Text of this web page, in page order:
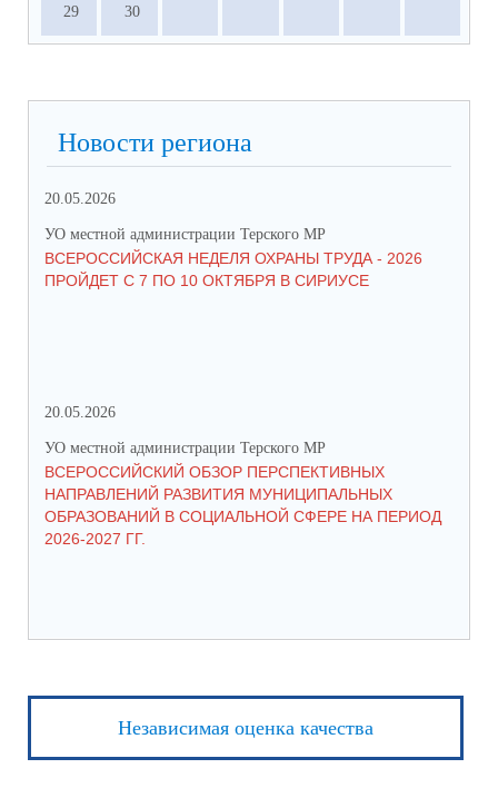
29 30
Новости региона
20.05.2026
УО местной администрации Терского МР
ВСЕРОССИЙСКАЯ НЕДЕЛЯ ОХРАНЫ ТРУДА - 2026
ПРОЙДЕТ С 7 ПО 10 ОКТЯБРЯ В СИРИУСЕ
20.05.2026
УО местной администрации Терского МР
ВСЕРОССИЙСКИЙ ОБЗОР ПЕРСПЕКТИВНЫХ
НАПРАВЛЕНИЙ РАЗВИТИЯ МУНИЦИПАЛЬНЫХ
ОБРАЗОВАНИЙ В СОЦИАЛЬНОЙ СФЕРЕ НА ПЕРИОД
2026-2027 ГГ.
Независимая оценка качества